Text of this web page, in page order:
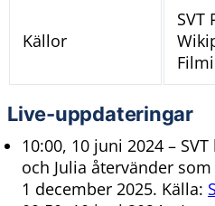
Källor
SVT
Live-uppdateringar
10:00, 10 juni 2024 –
och Julia återvänder
1 december 2025. Källa: